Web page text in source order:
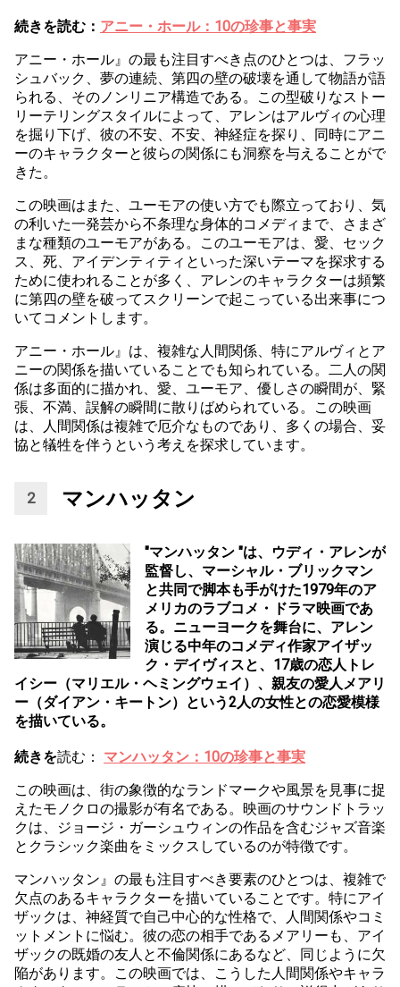
続きを読む： アニー・ホール：10の珍事と事実
アニー・ホール』の最も注目すべき点のひとつは、フラッ
シュバック、夢の連続、第四の壁の破壊を通して物語が語
られる、そのノンリニア構造である。この型破りなストー
リーテリングスタイルによって、アレンはアルヴィの心理
を掘り下げ、彼の不安、不安、神経症を探り、同時にアニ
ーのキャラクターと彼らの関係にも洞察を与えることがで
きた。
この映画はまた、ユーモアの使い方でも際立っており、気
の利いた一発芸から不条理な身体的コメディまで、さまざ
まな種類のユーモアがある。このユーモアは、愛、セック
ス、死、アイデンティティといった深いテーマを探求する
ために使われることが多く、アレンのキャラクターは頻繁
に第四の壁を破ってスクリーンで起こっている出来事につ
いてコメントします。
アニー・ホール』は、複雑な人間関係、特にアルヴィとア
ニーの関係を描いていることでも知られている。二人の関
係は多面的に描かれ、愛、ユーモア、優しさの瞬間が、緊
張、不満、誤解の瞬間に散りばめられている。この映画
は、人間関係は複雑で厄介なものであり、多くの場合、妥
協と犠牲を伴うという考えを探求しています。
マンハッタン
"マンハッタン "は、ウディ・アレンが
監督し、マーシャル・ブリックマン
と共同で脚本も手がけた1979年のア
メリカのラブコメ・ドラマ映画であ
る。ニューヨークを舞台に、アレン
演じる中年のコメディ作家アイザッ
ク・デイヴィスと、17歳の恋人トレ
イシー（マリエル・ヘミングウェイ）、親友の愛人メアリ
ー（ダイアン・キートン）という2人の女性との恋愛模様
を描いている。
続きを読む：
マンハッタン：10の珍事と事実
この映画は、街の象徴的なランドマークや風景を見事に捉
えたモノクロの撮影が有名である。映画のサウンドトラッ
クは、ジョージ・ガーシュウィンの作品を含むジャズ音楽
とクラシック楽曲をミックスしているのが特徴です。
マンハッタン』の最も注目すべき要素のひとつは、複雑で
欠点のあるキャラクターを描いていることです。特にアイ
ザックは、神経質で自己中心的な性格で、人間関係やコミ
ットメントに悩む。彼の恋の相手であるメアリーも、アイ
ザックの既婚の友人と不倫関係にあるなど、同じように欠
陥があります。この映画では、こうした人間関係やキャラ